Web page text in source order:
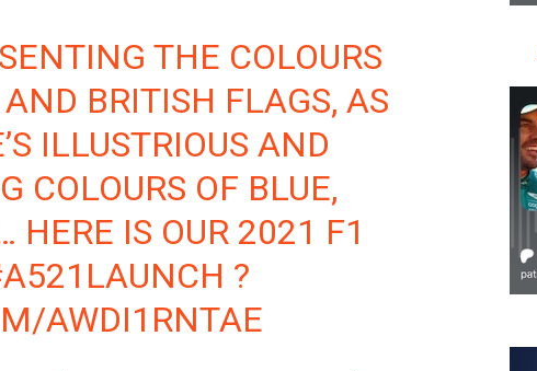
THE COLOURS
BRITISH FLAGS, AS
ILLUSTRIOUS AND
COLOURS OF BLUE,
HERE IS OUR 2021 F1
?
AWDI1RNTAE